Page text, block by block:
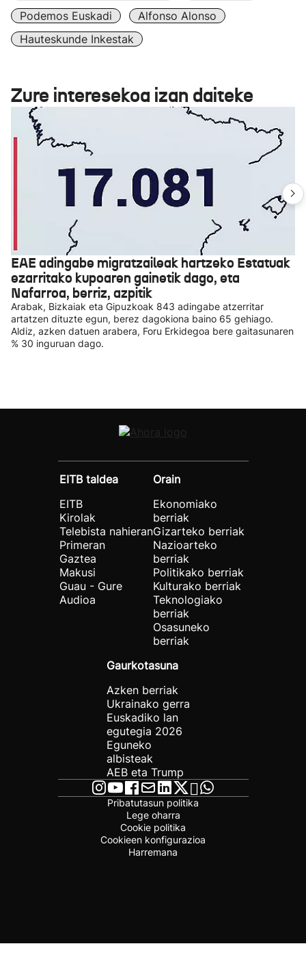
Podemos Euskadi
Alfonso Alonso
Hauteskunde Inkestak
Zure interesekoa izan daiteke
EAE adingabe migratzaileak hartzeko Estatuak
ezarritako kupoaren gainetik dago, eta
Nafarroa, berriz, azpitik
Arabak, Bizkaiak eta Gipuzkoak 843 adingabe atzerritar
artatzen dituzte egun, berez dagokiona baino 65 gehiago.
Aldiz, azken datuen arabera, Foru Erkidegoa bere gaitasunaren
% 30 inguruan dago.
EITB taldea
EITB
Kirolak
Telebista nahieran
Primeran
Gaztea
Makusi
Guau - Gure
Audioa
Orain
Ekonomiako
berriak
Gizarteko berriak
Nazioarteko
berriak
Politikako berriak
Kulturako berriak
Teknologiako
berriak
Osasuneko
berriak
Gaurkotasuna
Azken berriak
Ukrainako gerra
Euskadiko lan
egutegia 2026
Eguneko
albisteak
AEB eta Trump
Pribatutasun politika
Lege oharra
Cookie politika
Cookieen konfigurazioa
Harremana